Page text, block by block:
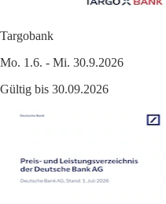
Targobank
Mo. 1.6. - Mi. 30.9.2026
Gültig bis 30.09.2026